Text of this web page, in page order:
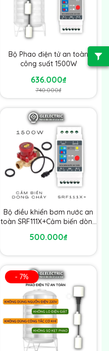
Bộ Phao điện tử an toàn
công suất 1500W
636.000₫
740.000₫
Bộ điều khiển bơm nước an
toàn SRF111X+Cảm biến dòng
500.000₫
- 7%